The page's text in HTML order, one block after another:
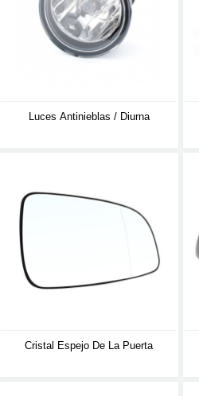
Luces Antinieblas / Diurna
Cristal Espejo De La Puerta